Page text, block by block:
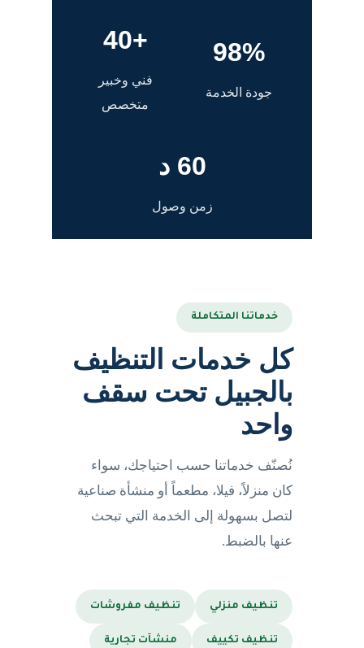
98%
جودة الخدمة
+40
فني وخبير
متخصص
60 د
زمن وصول
خدماتنا المتكاملة
كل خدمات التنظيف
بالجبيل تحت سقف
واحد
نُصنّف خدماتنا حسب احتياجك، سواء
كان منزلاً، فيلا، مطعماً أو منشأة صناعية
لتصل بسهولة إلى الخدمة التي تبحث
عنها بالضبط.
تنظيف منزلي تنظيف مفروشات
تنظيف تكييف منشآت تجارية